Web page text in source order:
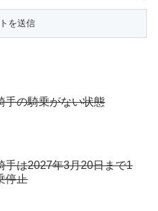
手の騎乗がない状態
手は2027年3月20日まで1
停止